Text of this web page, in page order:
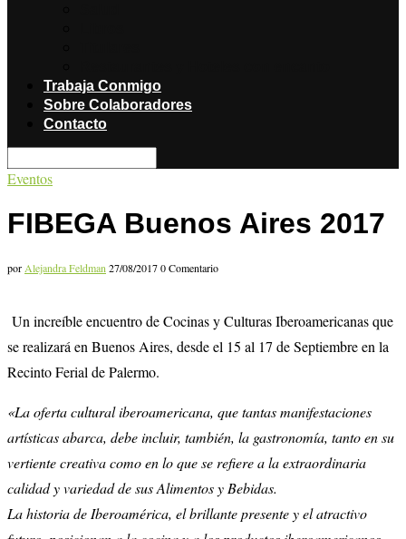
Trabaja Conmigo
Sobre Colaboradores
Contacto
Eventos
FIBEGA Buenos Aires 2017
por Alejandra Feldman 27/08/20170 Comentario
Un increíble encuentro de Cocinas y Culturas Iberoamericanas que
se realizará en Buenos Aires, desde el 15 al 17 de Septiembre en la
Recinto Ferial de Palermo.
«La oferta cultural iberoamericana, que tantas manifestaciones
artísticas abarca, debe incluir, también, la gastronomía, tanto en su
vertiente creativa como en lo que se refiere a la extraordinaria
calidad y variedad de sus Alimentos y Bebidas.
La historia de Iberoamérica, el brillante presente y el atractivo